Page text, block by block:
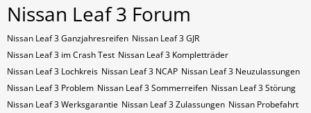
Nissan Leaf 3 Forum
Nissan Leaf 3 Ganzjahresreifen Nissan Leaf 3 GJR
Nissan Leaf 3 im Crash Test Nissan Leaf 3 Kompletträder
Nissan Leaf 3 Lochkreis Nissan Leaf 3 NCAP Nissan Leaf 3 Neuzulassungen
Nissan Leaf 3 Problem Nissan Leaf 3 Sommerreifen Nissan Leaf 3 Störung
Nissan Leaf 3 Werksgarantie Nissan Leaf 3 Zulassungen Nissan Probefahrt